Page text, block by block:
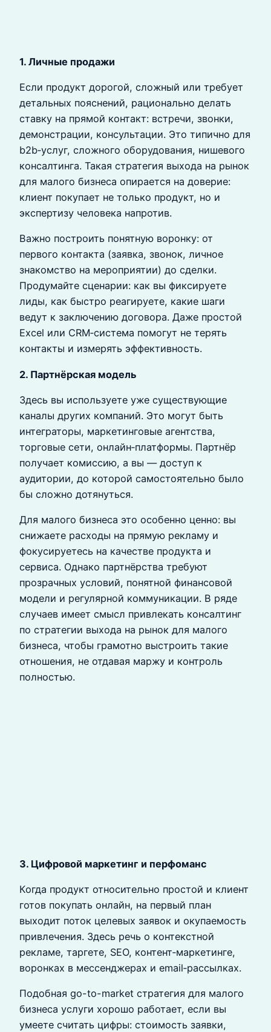
1. Личные продажи
Если продукт дорогой, сложный или требует
детальных пояснений, рационально делать
ставку на прямой контакт: встречи, звонки,
демонстрации, консультации. Это типично для
b2b‑услуг, сложного оборудования, нишевого
консалтинга. Такая стратегия выхода на рынок
для малого бизнеса опирается на доверие:
клиент покупает не только продукт, но и
экспертизу человека напротив.
Важно построить понятную воронку: от
первого контакта (заявка, звонок, личное
знакомство на мероприятии) до сделки.
Продумайте сценарии: как вы фиксируете
лиды, как быстро реагируете, какие шаги
ведут к заключению договора. Даже простой
Excel или CRM‑система помогут не терять
контакты и измерять эффективность.
2. Партнёрская модель
Здесь вы используете уже существующие
каналы других компаний. Это могут быть
интеграторы, маркетинговые агентства,
торговые сети, онлайн‑платформы. Партнёр
получает комиссию, а вы — доступ к
аудитории, до которой самостоятельно было
бы сложно дотянуться.
Для малого бизнеса это особенно ценно: вы
снижаете расходы на прямую рекламу и
фокусируетесь на качестве продукта и
сервиса. Однако партнёрства требуют
прозрачных условий, понятной финансовой
модели и регулярной коммуникации. В ряде
случаев имеет смысл привлекать консалтинг
по стратегии выхода на рынок для малого
бизнеса, чтобы грамотно выстроить такие
отношения, не отдавая маржу и контроль
полностью.
3. Цифровой маркетинг и перфоманс
Когда продукт относительно простой и клиент
готов покупать онлайн, на первый план
выходит поток целевых заявок и окупаемость
привлечения. Здесь речь о контекстной
рекламе, таргете, SEO, контент‑маркетинге,
воронках в мессенджерах и email‑рассылках.
Подобная go-to-market стратегия для малого
бизнеса услуги хорошо работает, если вы
умеете считать цифры: стоимость заявки,